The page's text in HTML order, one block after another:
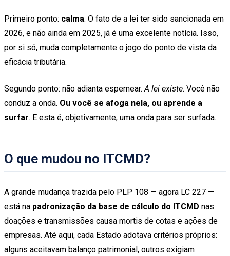
Primeiro ponto: calma. O fato de a lei ter sido sancionada em
2026, e não ainda em 2025, já é uma excelente notícia. Isso,
por si só, muda completamente o jogo do ponto de vista da
eficácia tributária.
Segundo ponto: não adianta espernear.A lei existe. Você não
conduz a onda. Ou você se afoga nela, ou aprende a
surfar. E esta é, objetivamente, uma onda para ser surfada.
O que mudou no ITCMD?
A grande mudança trazida pelo PLP 108 — agora LC 227 —
está na padronização da base de cálculo do ITCMD nas
doações e transmissões causa mortis de cotas e ações de
empresas. Até aqui, cada Estado adotava critérios próprios:
alguns aceitavam balanço patrimonial, outros exigiam